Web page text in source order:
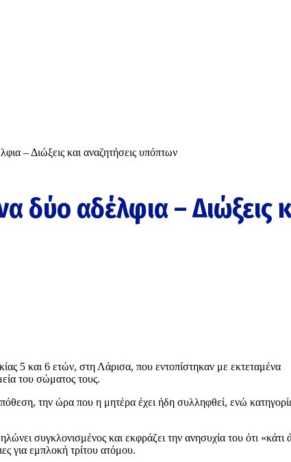
– Διώξεις και αναζητήσεις υπόπτων
δύο αδέλφια – Διώξεις
5 και 6 ετών, στη Λάρισα, που εντοπίστηκαν με εκτεταμένα
του σώματος τους.
την ώρα που η μητέρα έχει ήδη συλληφθεί, ενώ
συγκλονισμένος και εκφράζει την ανησυχία του ότι «κάτι
για εμπλοκή τρίτου ατόμου.